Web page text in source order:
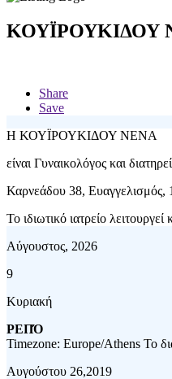
ΚΟΥΪΡΟΥΚΙΔΟΥ
Share
Save
Η ΚΟΥΪΡΟΥΚΙΔΟΥ ΝΕΝΑ
είναι Γυναικολόγος και
Καρνεάδου 38, Ευαγγελισμός,
Το ιδιωτικό ιατρείο
Αύγουστος, 2026
9
Κυριακή
ΡΕΠΌ
Timezone: Europe/Athens Το
Αυγούστου 26,2019